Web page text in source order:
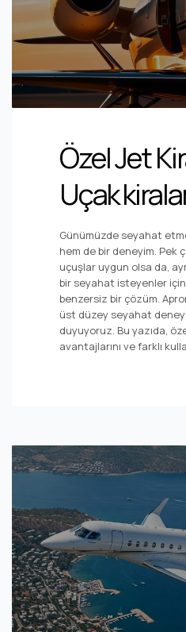
Özel Jet
Uçak
Günümüzde seyahat
hem de bir deneyim. Pek
uçuşlar uygun olsa da,
bir seyahat isteyenler
benzersiz bir çözüm.
üst düzey seyahat
duyuyoruz. Bu yazıda,
avantajlarını ve farklı